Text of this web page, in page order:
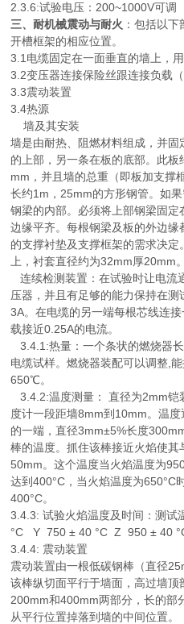
2.3.6:试验电压：200~1000V可调
三、耐机械震动与耐火 ：包括以
开槽框架的相应位置。
3.1电缆固定在一面垂直的墙上，
3.2变压器连接保险丝跟连接负载
3.3震动装置
3.4热源
墙及其安装
墙是由耐热、阻燃材料组成，并
的上部，另一条在板的底部。此
mm，并且墙的总重（即板加支撑
长约1m，25mm的方形钢管。如
钢梁的内部。必须将上部钢梁固
边缘平齐。每根钢梁及板的外边
的支撑衬垫及支撑框架的需求决
上，衬套直径约为32mm
连续检测装置：在试验时让电流
压器，并且有足够的能力保持在
3A。在电缆的另一端每根芯线连
载接近0.25A的电流。
3.4.1:热量：一个条状的燃烧器
电缆试样。燃烧器装配可以调整,
650℃。
3.4.2:温度测量： 直径为2mm铠
度计一段距墙8mm到10mm。温
的一端，直径3mm±5%长度
棒的温度。抓住该棒接近火焰使其
50mm。这个温度当火焰温度为
达到400°C，当火焰温度为650°C
400°C。
3.4.3: 试验火焰温度及时间：测
°C Y 750 ± 40 °C Z 950 ± 40
3.4.4: 震动装置
震动装置由一根低碳钢棒（直径
该棒纵切面平行于墙面，高过墙
200mm和400mm两部分，长的部
从平行位置掉落到墙的中间位置。